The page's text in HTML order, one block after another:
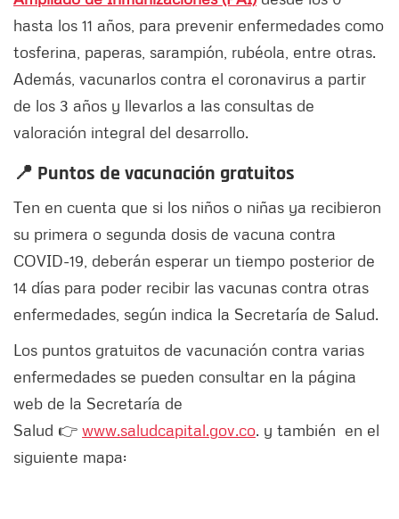
hasta los 11 años, para prevenir enfermedades como
tosferina, paperas, sarampión, rubéola, entre otras.
Además, vacunarlos contra el coronavirus a partir
de los 3 años y llevarlos a las consultas de
valoración integral del desarrollo.
📍 Puntos de vacunación gratuitos
Ten en cuenta que si los niños o niñas ya recibieron
su primera o segunda dosis de vacuna contra
COVID-19, deberán esperar un tiempo posterior de
14 días para poder recibir las vacunas contra otras
enfermedades, según indica la Secretaría de Salud.
Los puntos gratuitos de vacunación contra varias
enfermedades se pueden consultar en la página
web de la Secretaría de
Salud 👉 www.saludcapital.gov.co. y también en el
siguiente mapa: